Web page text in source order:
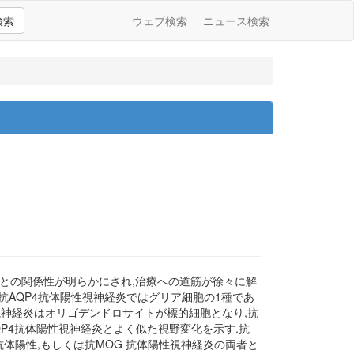
索 ウェブ検索 ニュース検索
の関係性が明らかにされ,治療への道筋が徐々に解
抗体陽性視神経炎ではグリア細胞の1種であ
経炎はオリゴデンドロサイトが標的細胞となり,抗
抗体陽性視神経炎とよく似た視野変化を示す.抗
陽性,もしくは抗MOG 抗体陽性視神経炎の両者と